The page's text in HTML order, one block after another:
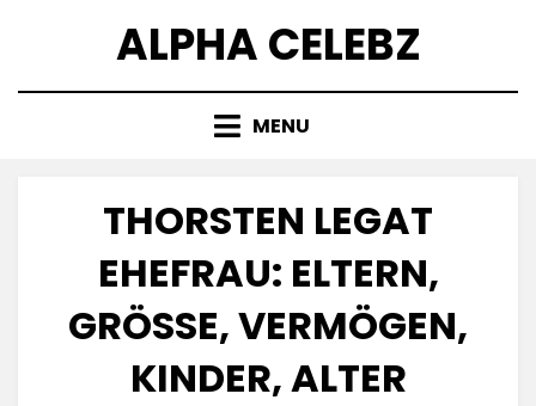
ALPHA CELEBZ
MENU
THORSTEN LEGAT
EHEFRAU: ELTERN,
GRÖSSE, VERMÖGEN, K
INDER, ALTER